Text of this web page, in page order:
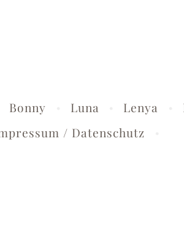
Bonny Luna Lenya
/ Datenschutz